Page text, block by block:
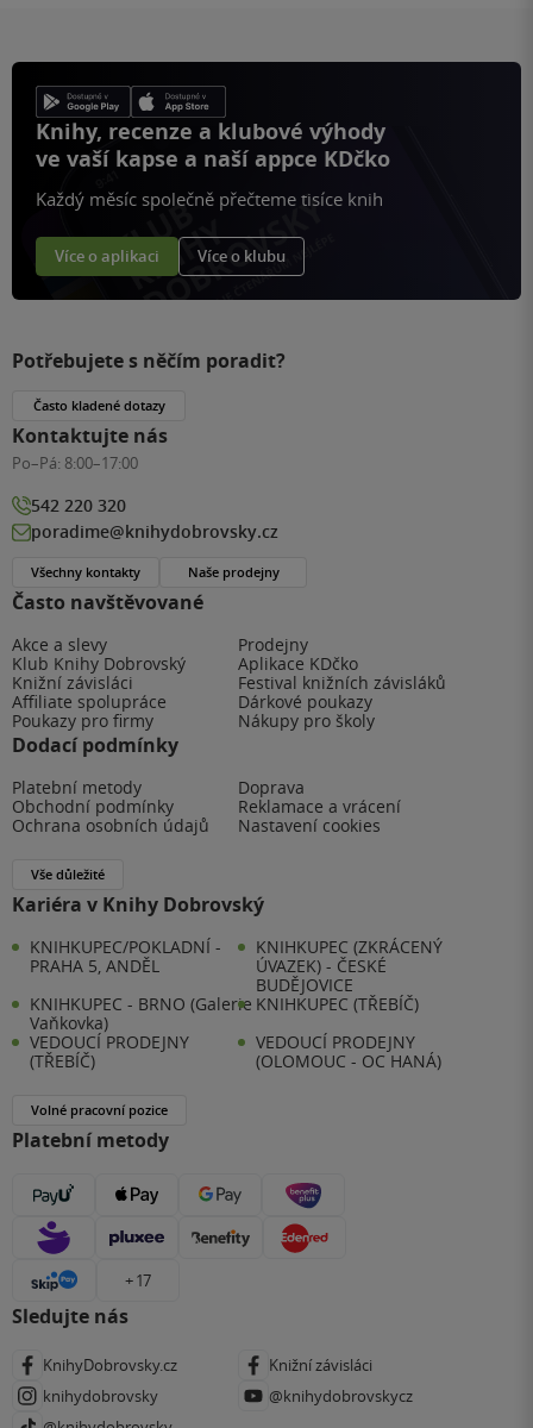
Knihy, recenze a klubové výhody
ve vaší kapse a naší appce KDčko
Každý měsíc společně přečteme tisíce knih
Více o aplikaci Více o klubu
Často navštěvované
Akce a slevy
Prodejny
Klub Knihy Dobrovský
Aplikace KDčko
Knižní závisláci
Festival knižních závisláků
Affiliate spolupráce
Dárkové poukazy
Poukazy pro firmy
Nákupy pro školy
Dodací podmínky
Platební metody
Doprava
Obchodní podmínky
Reklamace a vrácení
Ochrana osobních údajů
Nastavení cookies
Vše důležité
Kariéra v Knihy Dobrovský
KNIHKUPEC/POKLADNÍ -
PRAHA 5, ANDĚL
KNIHKUPEC (ZKRÁCENÝ
ÚVAZEK) - ČESKÉ
BUDĚJOVICE
KNIHKUPEC - BRNO (Galerie
Vaňkovka)
KNIHKUPEC (TŘEBÍČ)
VEDOUCÍ PRODEJNY
(TŘEBÍČ)
VEDOUCÍ PRODEJNY
(OLOMOUC - OC HANÁ)
Volné pracovní pozice
Platební metody
+ 17
Sledujte nás
KnihyDobrovsky.cz
Knižní závisláci
knihydobrovsky
@knihydobrovskycz
Potřebujete s něčím poradit?
Často kladené dotazy
Kontaktujte nás
Po–Pá: 8:00–17:00
542 220 320
poradime@knihydobrovsky.cz
Všechny kontakty Naše prodejny